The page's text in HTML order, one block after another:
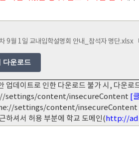
9월 1일 교내입학설명회 안내_참석자 명단.xlsx
다운로드
업데이트로 인한 다운로드 불가 시, 다운로
settings/content/insecureContent [
settings/content/insecureContent
하셔서 허용 부분에 학교 도메인(http://